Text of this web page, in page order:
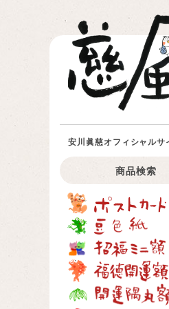
安川眞慈オフィシャルサ
商品検索